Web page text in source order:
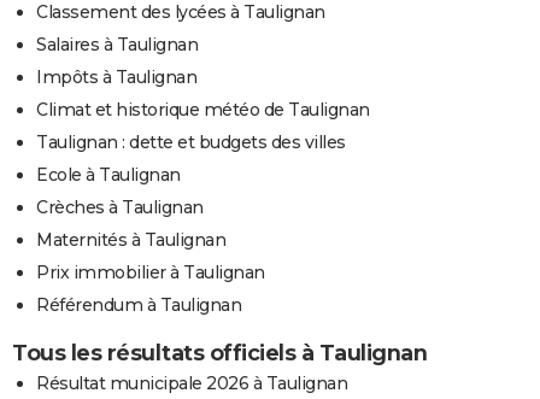
Classement des lycées à Taulignan
Salaires à Taulignan
Impôts à Taulignan
Climat et historique météo de Taulignan
Taulignan : dette et budgets des villes
Ecole à Taulignan
Crèches à Taulignan
Maternités à Taulignan
Prix immobilier à Taulignan
Référendum à Taulignan
Tous les résultats officiels à Taulignan
Résultat municipale 2026 à Taulignan